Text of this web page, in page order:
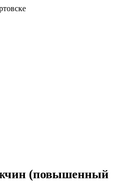
(повышенный